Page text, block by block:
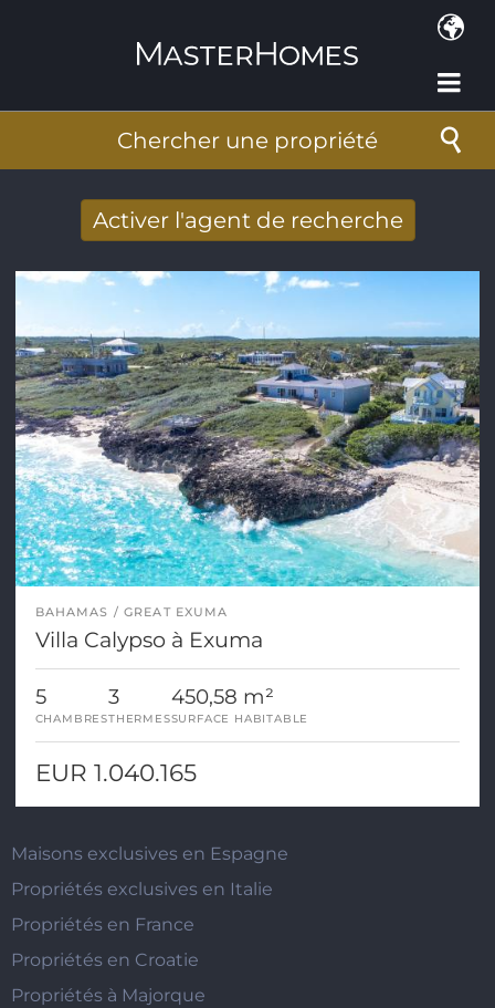
Chercher une propriété
Activer l'agent de recherche
par Email
Adresse de courriel*
BAHAMAS GREAT EXUMA
Villa Calypso à Exuma
5
CHAMBRES
3
THERMES
450,58 m²
SURFACE HABITABLE
EUR 1.040.165
Maisons exclusives en Espagne
Propriétés exclusives en Italie
Propriétés en France
Propriétés en Croatie
Propriétés à Majorque